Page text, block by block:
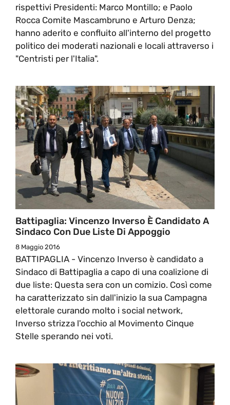
rispettivi Presidenti: Marco Montillo; e Paolo
Rocca Comite Mascambruno e Arturo Denza;
hanno aderito e confluito all'interno del progetto
politico dei moderati nazionali e locali attraverso i
"Centristi per l'Italia".
Battipaglia: Vincenzo Inverso È Candidato A
Sindaco Con Due Liste Di Appoggio
8 Maggio 2016
BATTIPAGLIA - Vincenzo Inverso è candidato a
Sindaco di Battipaglia a capo di una coalizione di
due liste: Questa sera con un comizio. Così come
ha caratterizzato sin dall'inizio la sua Campagna
elettorale curando molto i social network,
Inverso strizza l'occhio al Movimento Cinque
Stelle sperando nei voti.